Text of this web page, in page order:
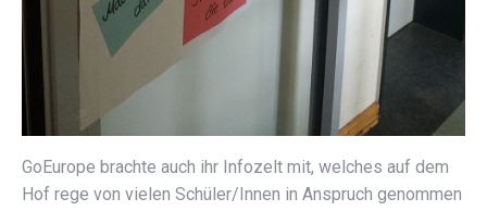
GoEurope brachte auch ihr Infozelt mit, welches auf dem
Hof rege von vielen Schüler/Innen in Anspruch genommen